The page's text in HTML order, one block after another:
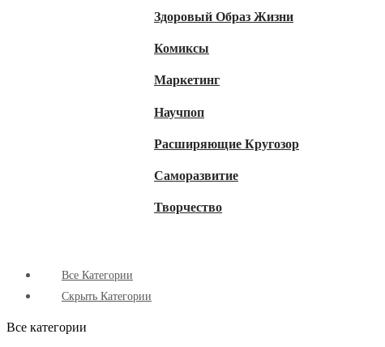
Здоровый Образ Жизни
Комиксы
Маркетинг
Научпоп
Расширяющие Кругозор
Cаморазвитие
Творчество
Все Категории
Скрыть Категории
Все категории